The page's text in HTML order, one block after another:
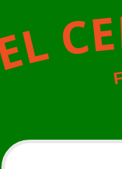
L CE